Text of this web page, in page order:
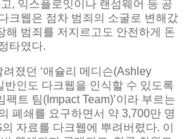
, 익스플로잇이나 랜섬웨어 등 공
크웹은 점차 범죄의 소굴로 변해갔
해 범죄를 저지르고도 안전하게 돈
타였다.
졌던 ‘애슐리 메디슨(Ashley
반인도 다크웹을 인식할 수 있도록
팩트 팀(Impact Team)’이라 부르는
폐쇄를 요구하면서 약 3,700만 명
자료를 다크웹에 뿌려버렸다. 이